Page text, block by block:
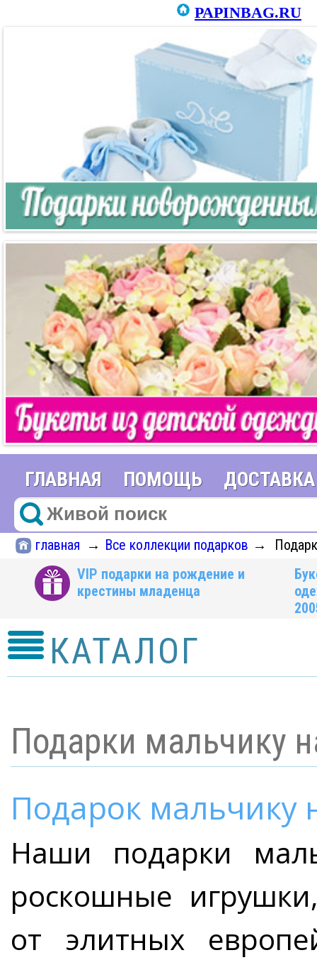
PAPINBAG.RU
ГЛАВНАЯ ПОМОЩЬ ДОСТАВКА
главная → Все коллекции подарков →
VIP подарки на рождение и
крестины младенца
КАТАЛОГ
Подарки мальчику
Подарок мальчику
Наши подарки
роскошные
от элитных